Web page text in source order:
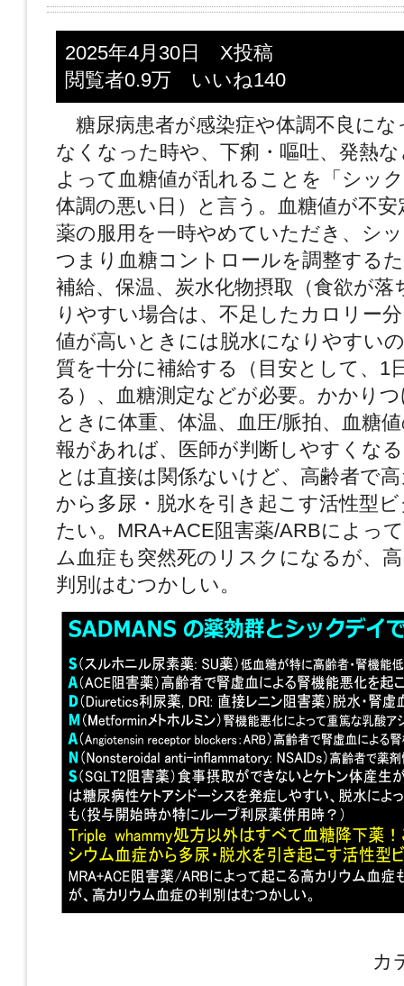
2025年4月30日 X投稿
閲覧者0.9万 いいね140
糖尿病患者が感染症や体調不良にな
なくなった時や、下痢・嘔吐、発熱
よって血糖値が乱れることを「シッ
体調の悪い日）と言う。血糖値が不
薬の服用を一時やめていただき、シ
つまり血糖コントロールを調整する
補給、保温、炭水化物摂取（食欲が落
りやすい場合は、不足したカロリー
値が高いときには脱水になりやすい
質を十分に補給する（目安として、1
る）、血糖測定などが必要。かかり
ときに体重、体温、血圧/脈拍、血糖
報があれば、医師が判断しやすくな
とは直接は関係ないけど、高齢者で
から多尿・脱水を引き起こす活性型
たい。MRA+ACE阻害薬/ARBによっ
ム血症も突然死のリスクになるが、
判別はむつかしい。
カ